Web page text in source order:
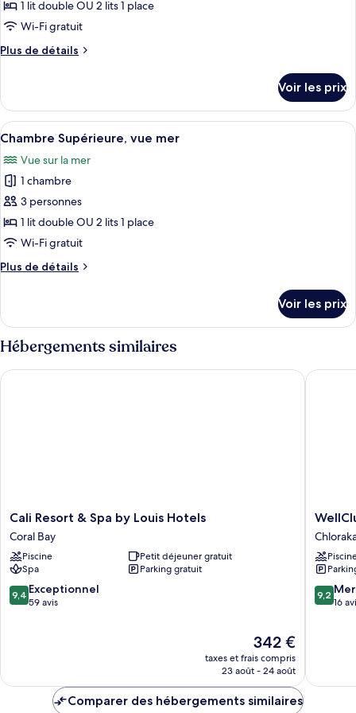
de
chambre :
Chambre
montagne
1 lit double OU 2 lits 1 place
Wi-Fi gratuit
Plus de détails
Plus
le
type
de
Chambre
Supérieure,
montagne
Voir les prix
Afficher
toutes
les
photos
pour
ce
type
chambre :
vue
mer
Baignoire à jets, sèche-cheveux,
1
Chambre Supérieure, vue mer
Vue sur la mer
1 chambre
3 personnes
1 lit double OU 2 lits 1 place
Wi-Fi gratuit
Plus de détails
Plus
le
type
de
Chambre
Voir les prix
Hébergements similaires
Cali
Resort
&
Spa
by
Louis
Hotels
Cali Resort & Spa by Louis Hotels
Coral Bay
Piscine
Petit déjeuner gratuit
Spa
Parking gratuit
9.4
sur
9,4 Exceptionnel
59 avis
Le
nouveau
prix
de
342 €
taxes et frais compris
23 août - 24 août
Cali Resort & Spa by Louis Hotels
Resort
-
Suites
&
9.2
sur
9,2
16
Comparer des hébergements similaires